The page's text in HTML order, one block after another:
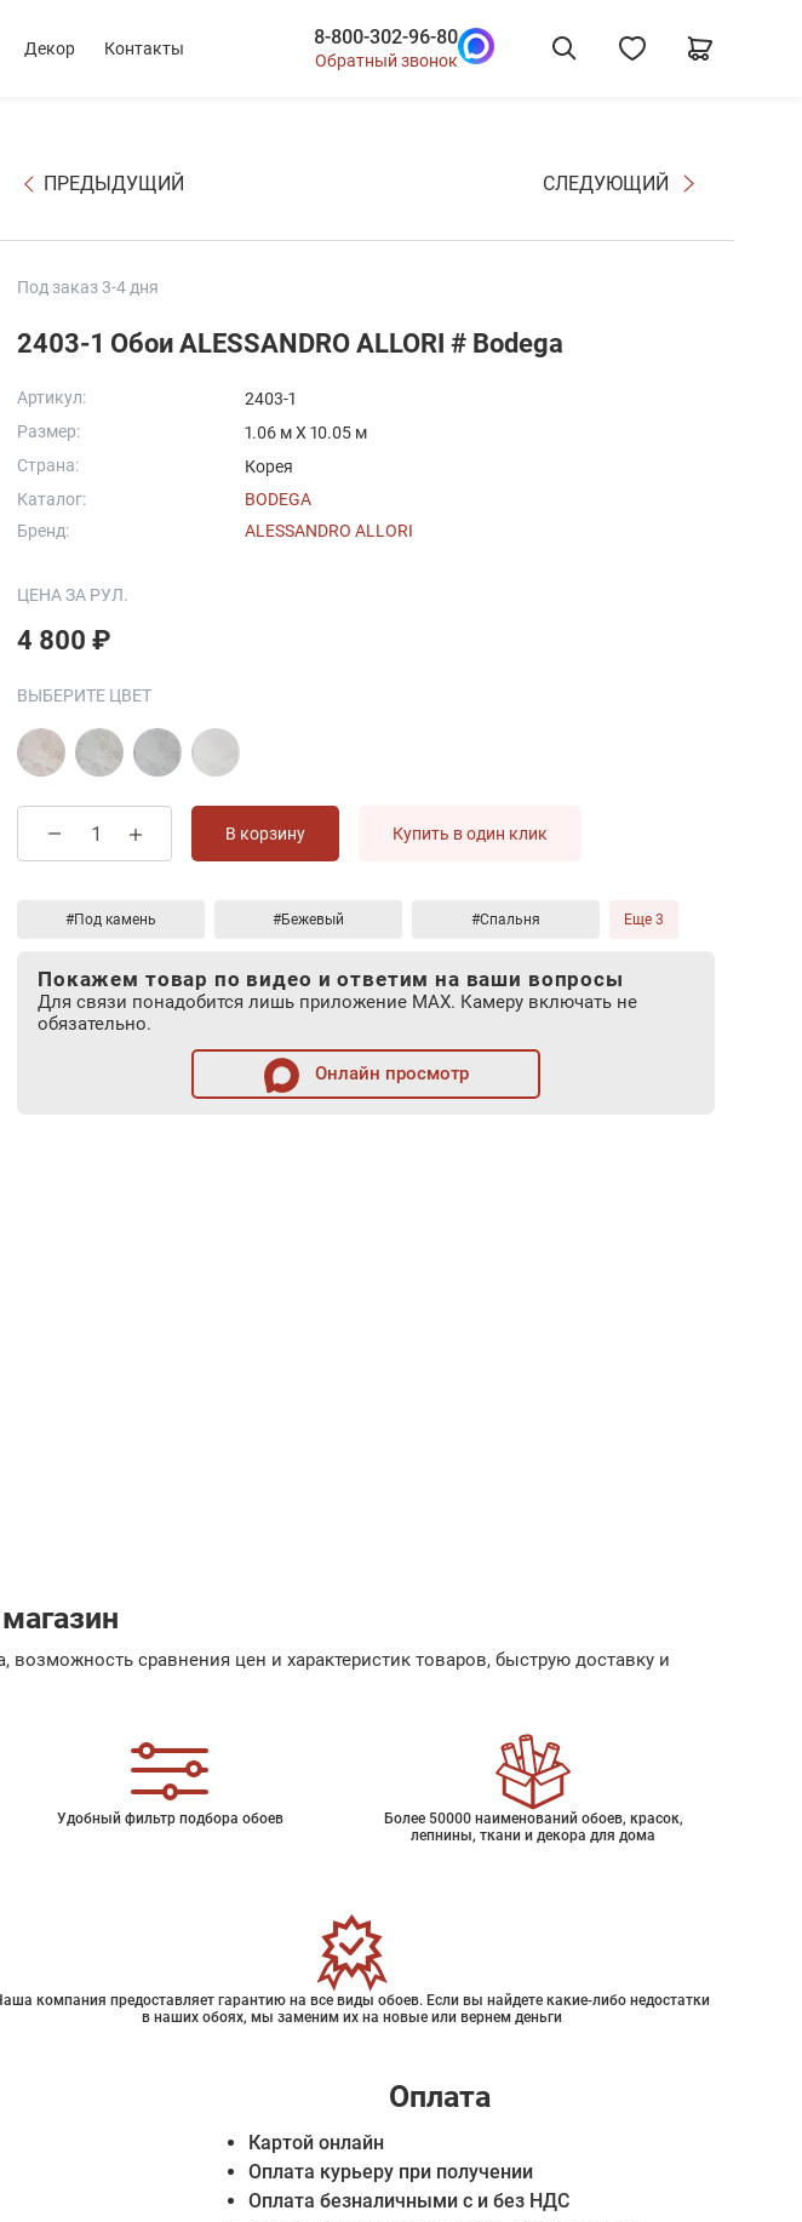
Декор Контакты 8-800-302-96-80
Обратный звонок
ПРЕДЫДУЩИЙ СЛЕДУЮЩИЙ
Под заказ 3-4 дня
2403-1 Обои ALESSANDRO ALLORI # Bodega
Артикул:
2403-1
Размер:
1.06 м X 10.05 м
Страна:
Корея
Каталог:
BODEGA
Бренд:
ALESSANDRO ALLORI
ЦЕНА ЗА РУЛ.
4 800 ₽
ВЫБЕРИТЕ ЦВЕТ
В корзину Купить в один клик
#Под камень #Бежевый #Спальня Еще 3
Покажем товар по видео и ответим на ваши вопросы
Для связи понадобится лишь приложение MAX. Камеру включать не
обязательно.
Онлайн просмотр
сравнения цен и характеристик товаров, быструю доставку и
Удобный фильтр подбора обоев
Более 50000 наименований обоев, красок,
лепнины, ткани и декора для дома
компания предоставляет гарантию на все виды обоев. Если вы найдете какие-либо недостатки
в наших обоях, мы заменим их на новые или вернем деньги
Оплата
Картой онлайн
Оплата курьеру при получении
Оплата безналичными с и без НДС